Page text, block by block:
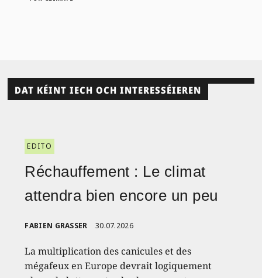
DAT KÉINT IECH OCH INTERESSÉIEREN
EDITO
Réchauffement : Le climat
attendra bien encore un peu
FABIEN GRASSER 30.07.2026
La multiplication des canicules et des
mégafeux en Europe devrait logiquement